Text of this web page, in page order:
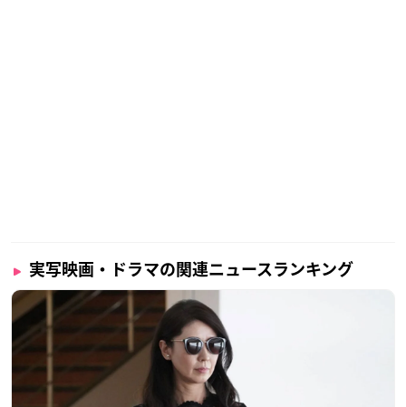
実写映画・ドラマの関連ニュースランキング